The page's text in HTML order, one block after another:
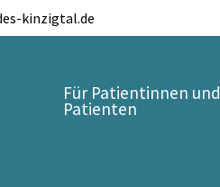
kinzigtal.de
Für Patientinnen und
Patienten